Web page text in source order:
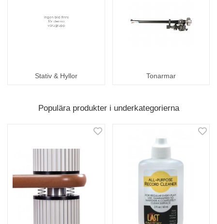
Stativ & Hyllor Tonarmar
Populära produkter i underkategorierna